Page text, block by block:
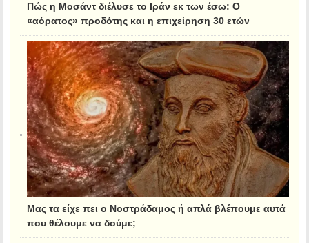
Πώς η Μοσάντ διέλυσε το Ιράν εκ των έσω: Ο
«αόρατος» προδότης και η επιχείρηση 30 ετών
Μας τα είχε πει ο Νοστράδαμος ή απλά βλέπουμε αυτά
που θέλουμε να δούμε;